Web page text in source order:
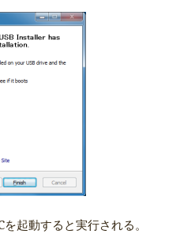
起動すると実行される。